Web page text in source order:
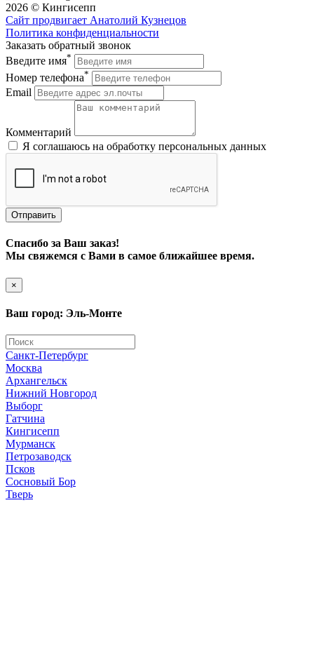
2026 © Кингисепп
Сайт продвигает Анатолий Кузнецов
Политика конфиденциальности
Заказать обратный звонок
Введите имя*
Номер телефона*
Email
Комментарий
Я соглашаюсь на обработку персональных данных
Отправить
Спасибо за Ваш заказ!
Мы свяжемся с Вами в самое ближайшее время.
×
Ваш город: Эль-Монте
Санкт-Петербург
Москва
Архангельск
Нижний Новгород
Выборг
Гатчина
Кингисепп
Мурманск
Петрозаводск
Псков
Сосновый Бор
Тверь